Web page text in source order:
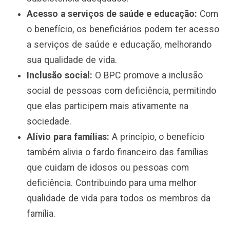
Acesso a serviços de saúde e educação: Com
o benefício, os beneficiários podem ter acesso
a serviços de saúde e educação, melhorando
sua qualidade de vida.
Inclusão social: O BPC promove a inclusão
social de pessoas com deficiência, permitindo
que elas participem mais ativamente na
sociedade.
Alívio para famílias: A princípio, o benefício
também alivia o fardo financeiro das famílias
que cuidam de idosos ou pessoas com
deficiência. Contribuindo para uma melhor
qualidade de vida para todos os membros da
família.